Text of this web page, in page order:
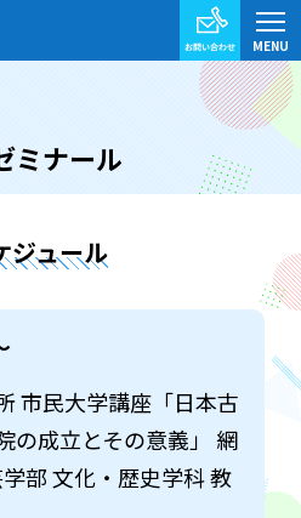
ミナール
ジュール
市民大学講座「日本古
の成立とその意義」 網
部 文化・歴史学科 教